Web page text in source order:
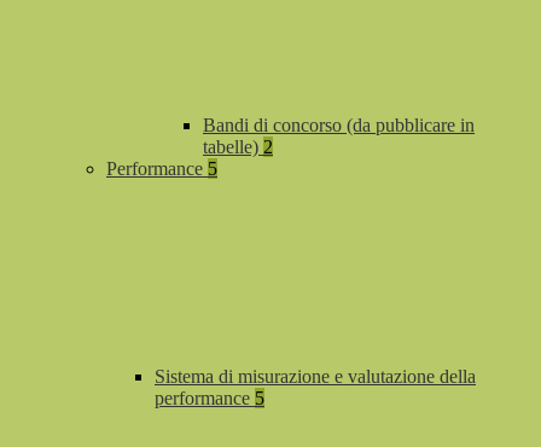
Bandi di concorso (da pubblicare in
tabelle) 2
Performance 5
Sistema di misurazione e valutazione della
performance 5